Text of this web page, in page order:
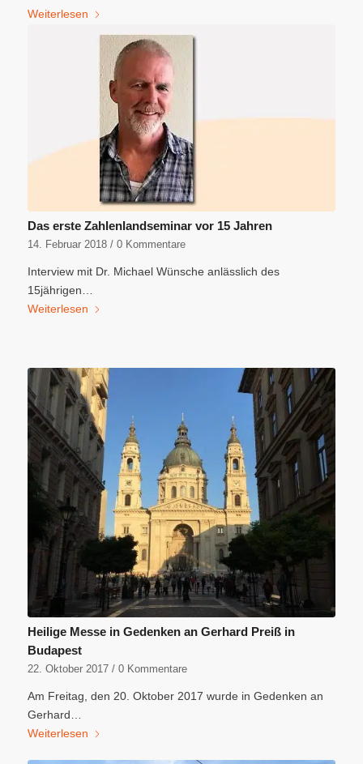
Weiterlesen
Das erste Zahlenlandseminar vor 15 Jahren
14. Februar 2018 / 0 Kommentare
Interview mit Dr. Michael Wünsche anlässlich des
15jährigen…
Weiterlesen
Heilige Messe in Gedenken an Gerhard Preiß in
Budapest
22. Oktober 2017 / 0 Kommentare
Am Freitag, den 20. Oktober 2017 wurde in Gedenken an
Gerhard…
Weiterlesen